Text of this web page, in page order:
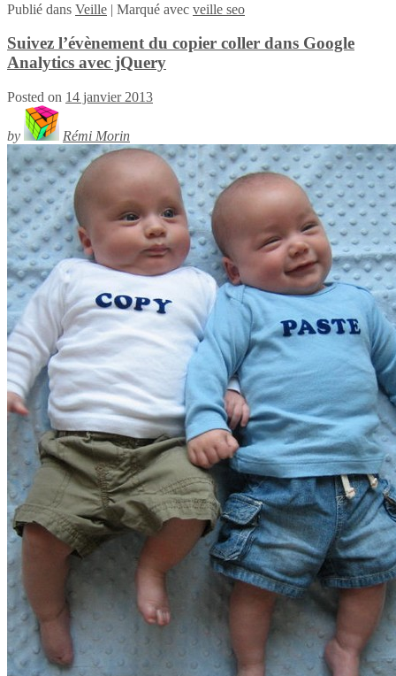
Publié dans Veille | Marqué avec veille seo
Suivez l’évènement du copier coller dans Google
Analytics avec jQuery
Posted on 14 janvier 2013
by Rémi Morin